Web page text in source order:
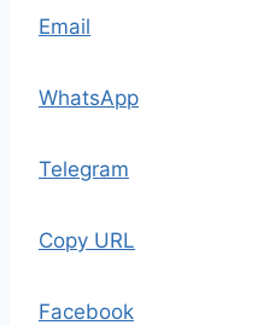
Email
WhatsApp
Telegram
Copy URL
Facebook